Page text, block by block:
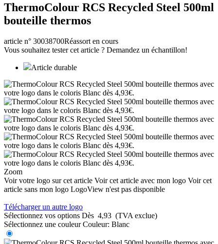
ThermoColour RCS Recycled Steel 500ml
bouteille thermos
article n° 30038700Réassort en cours
Vous souhaitez tester cet article ? Demandez un échantillon!
Article durable
Zoom
Voir votre logo sur cet article Voir cet article avec mon logo Voir cet
article sans mon logo LogoView n'est pas disponible
Télécharger un autre logo
Sélectionnez vos options Dès 4,93 (TVA exclue)
Sélectionnez une couleur Couleur: Blanc